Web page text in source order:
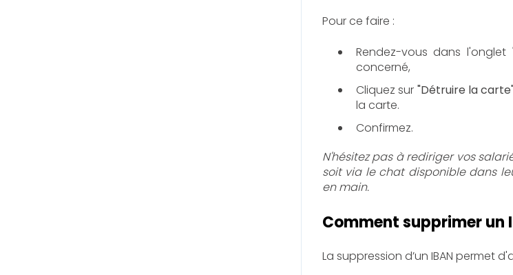
Pour ce faire :
Rendez-vous dans l'onglet
concerné,
Cliquez sur "Détruire la
la carte.
Confirmez.
N'hésitez pas à rediriger vos
soit via le chat disponible dans
en main.
Comment supprimer un
La suppression d’un IBAN permet